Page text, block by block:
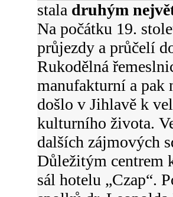
stala druhým
Na počátku 19.
průjezdy a průčelí
Rukodělná
manufakturní a pak
došlo v Jihlavě k
kulturního života.
dalších zájmových
Důležitým centrem
sál hotelu „Czap“.